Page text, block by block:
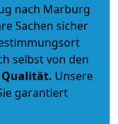
nach Marburg
Sachen sicher
selbst von den
Qualität. Unsere
garantiert